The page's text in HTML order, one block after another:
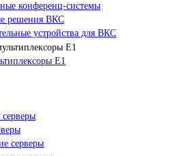
конференц-системы
решения ВКС
устройства для ВКС
Е1
серверы